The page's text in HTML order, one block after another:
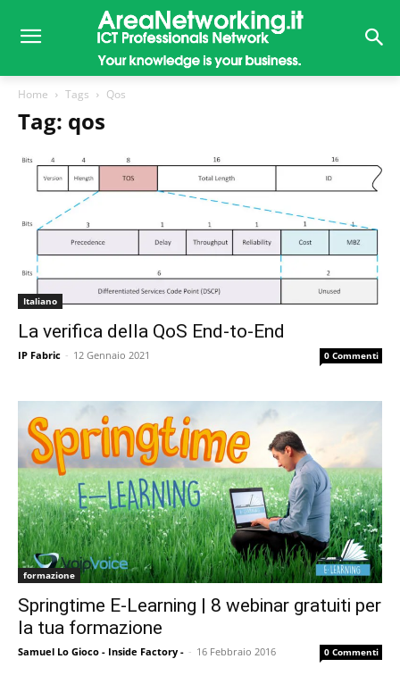
Home Tags Qos
Tag: qos
Italiano
La verifica della QoS End-to-End
IP Fabric - 12 Gennaio 2021 0 Commenti
formazione
Springtime E-Learning | 8 webinar gratuiti per
la tua formazione
Samuel Lo Gioco - Inside Factory - - 16 Febbraio 2016 0 Commenti